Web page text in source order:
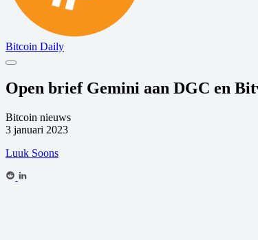
Bitcoin Daily
Open brief Gemini aan DGC en
Bitcoin nieuws
3 januari 2023
Luuk Soons